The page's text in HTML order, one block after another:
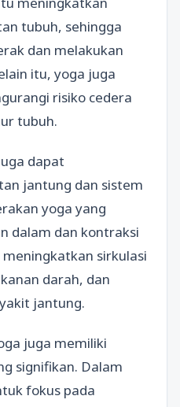
tubuh, sehingga
dan melakukan
itu, yoga juga
risiko cedera
tubuh.
dapat
jantung dan sistem
yoga yang
dalam dan kontraksi
sirkulasi
darah, dan
jantung.
juga memiliki
signifikan. Dalam
fokus pada